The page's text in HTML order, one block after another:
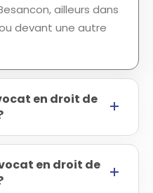
ailleurs dans
devant une autre
en droit de
en droit de